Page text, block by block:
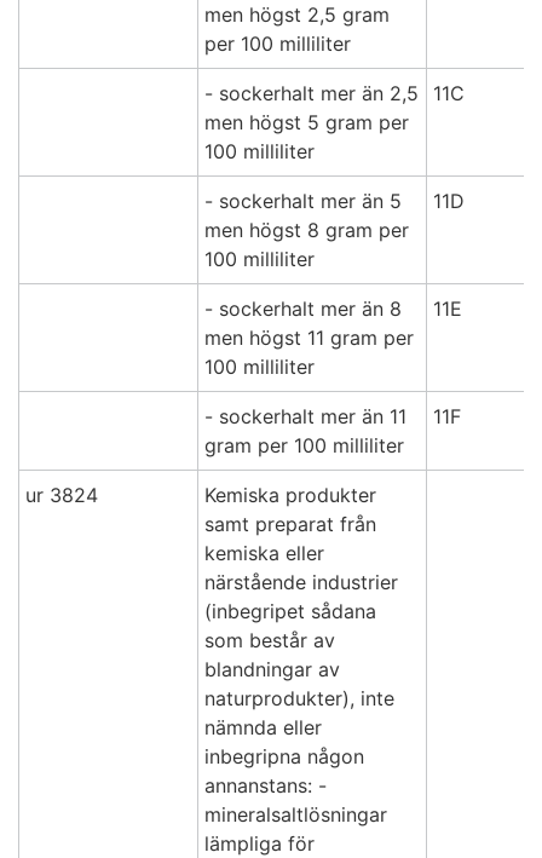
men högst 2,5 gram
per 100 milliliter
- sockerhalt mer än 2,5
men högst 5 gram per
100 milliliter
11C
- sockerhalt mer än 5
men högst 8 gram per
100 milliliter
11D
- sockerhalt mer än 8
men högst 11 gram per
100 milliliter
11E
- sockerhalt mer än 11
gram per 100 milliliter
11F
ur 3824
Kemiska produkter
samt preparat från
kemiska eller
närstående industrier
(inbegripet sådana
som består av
blandningar av
naturprodukter), inte
nämnda eller
inbegripna någon
annanstans: -
mineralsaltlösningar
lämpliga för